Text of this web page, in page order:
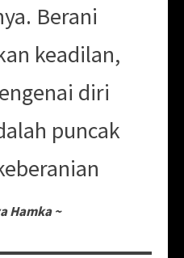
Berani
keadilan,
diri
puncak
Hamka ~